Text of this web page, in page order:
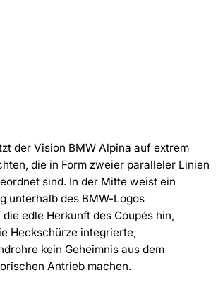
der Vision BMW Alpina auf extrem
die in Form zweier paralleler Linien
sind. In der Mitte weist ein
unterhalb des BMW-Logos
edle Herkunft des Coupés hin,
Heckschürze integrierte,
kein Geheimnis aus dem
Antrieb machen.